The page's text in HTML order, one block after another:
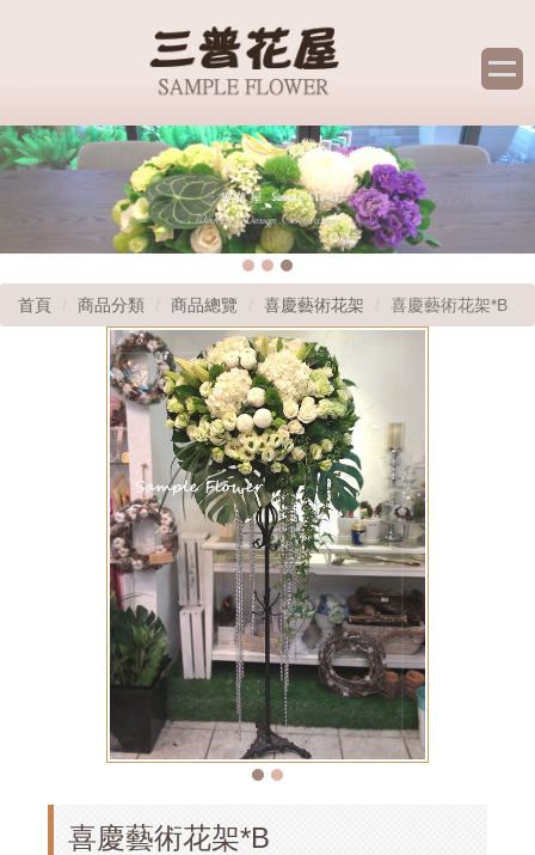
首頁 商品分類 商品總覽 喜慶藝術花架 喜慶藝術花架*B
喜慶藝術花架*B